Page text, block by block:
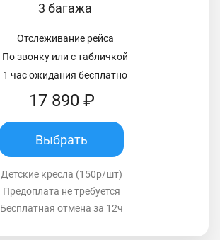
3 багажа
Отслеживание рейса
По звонку или с табличкой
1 час ожидания бесплатно
17 890 ₽
Выбрать
Детские кресла (150р/шт)
Предоплата не требуется
Бесплатная отмена за 12ч